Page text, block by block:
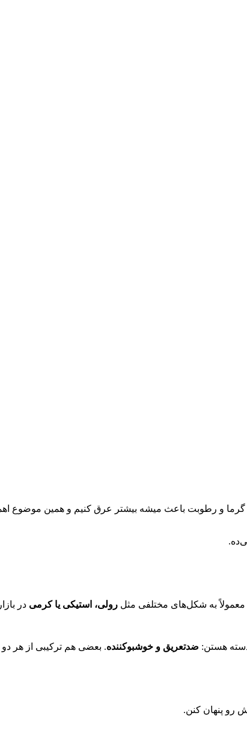
و رطوبت باعث میشه بیشتر عرق کنیم و همین موضوع
.
به شکل‌های مختلفی مثل رولی، استیکی یا کرمی در
هستن: ضدتعریق و خوشبوکننده. بعضی هم ترکیبی از هر
رو پنهان کنن.